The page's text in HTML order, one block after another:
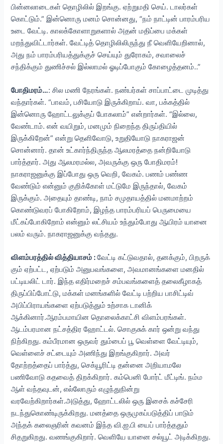
பின்னலாடைகள் தொழிலில் இறங்கு. ஏற்றுமதி செய். டாலர்கள்
கொட்டும்.” இன்னொரு மனம் சொன்னது, “நம் நாட்டின் பாரம்பரிய
உடை வேட்டி. காலக்கோளாறுகளால் அதன் மதிப்பை மக்கள்
மறந்துவிட்டார்கள். வேட்டித் தொழிலிலிருந்து நீ வெளியேறினால்,
அது நம் பாரம்பரியத்துக்குச் செய்யும் துரோகம், சவாலைச்
சந்திக்கும் துணிச்சல் இல்லாமல் ஓடிப்போகும் கோழைத்தனம்..”
போதிமரம்…: சில மணி நேரங்கள். நண்பர்கள் சாப்பாட்டை முடித்து
வந்தார்கள். “பாவம், பசியோடு இருக்கிறாய். வா, பக்கத்தில்
இன்னொரு ஹோட்டலுக்குப் போகலாம்” என்றார்கள். “இல்லை,
வேண்டாம். என் வயிறும், மனமும் நிறைந்த திருப்தியில்
இருக்கிறேன்” என்று தெளிவோடு, உறுதியோடு நாகராஜன்
சொன்னார். தான் உட்கார்ந்திருந்த ஆலமரத்தை நன்றியோடு
பார்த்தார். அது ஆலமரமல்ல, அவருக்கு ஒரு போதிமரம்!
நாகராஜனுக்கு இப்போது ஒரு வெறி, வேகம். பணம் பண்ண
வேண்டும் என்னும் குறிக்கோள் மட்டுமே இருந்தால், வேகம்
இருக்கும். அதையும் தாண்டி, நாம் சமுதாயத்தில் மனமாற்றம்
கொண்டுவரப் போகிறோம், இழந்த பாரம்பரியப் பெருமையை
மீட்கப்போகிறோம் என்னும் லட்சியம் உந்தும்போது ஆயிரம் யானை
பலம் வரும். நாகராஜனுக்கு வந்தது.
விளம்பரத்தில் வித்தியாசம் :வேட்டி கட்டுவதால், தனக்கும், பிறருக்
கும் ஏற்பட்ட, ஏற்படும் அனுபவங்களை, அவமானங்களை மனதில்
பட்டியலிட் டார். இந்த எதிர்மறைச் சம்பவங்களைத் தலைகீழாகத்
திருப்பிப்போட்டு, மக்கள் மனங்களில் வேட்டி பற்றிய பாசிட்டிவ்
அபிப்பிராயங்களை ஏற்படுத்தும் உற்சாக டானிக்
ஆக்கினார்.ஆரம்பமாயின தொலைக்காட்சி விளம்பரங்கள்.
ஆடம்பரமான நட்சத்திர ஹோட்டல். சொகுசுக் கார் ஒன்று வந்து
நிற்கிறது. கம்பீரமான ஒருவர் தும்பைப் பூ வெள்ளை வேட்டியும்,
வெள்ளைச் சட்டையும் அணிந்து இறங்குகிறார். அவர்
தோற்றத்தைப் பார்த்து, செக்யூரிட்டி தன்னை அறியாமலே
பணிவோடு கதவைத் திறக்கிறார். கம்பெனி போர்ட் மீட்டிங். நம்ம
ஆள் வந்தவுடன், எல்லோரும் எழுந்துநின்று
வரவேற்கிறார்கள்.அடுத்து, ஹோட்டலில் ஒரு இசைக் கச்சேரி
நடந்துகொண்டிருக்கிறது. மனத்தை ஒருமுகப்படுத்திப் பாடும்
அந்தக் கலைஞரின் கவனம் இந்த வி.ஐ.பி யைப் பார்த்ததும்
சிதறுகிறது. வணங்குகிறார். வெளியே யானை சல்யூட் அடிக்கிறது.